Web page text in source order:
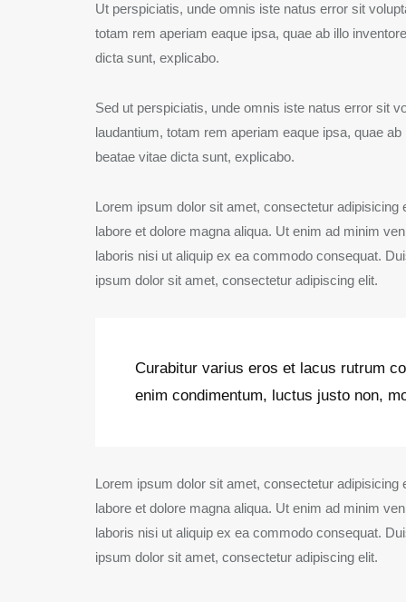
Ut perspiciatis, unde omnis iste natus error sit
totam rem aperiam eaque ipsa, quae ab illo
dicta sunt, explicabo.
Sed ut perspiciatis, unde omnis iste natus error sit
laudantium, totam rem aperiam eaque ipsa, quae
beatae vitae dicta sunt, explicabo.
Lorem ipsum dolor sit amet, consectetur adipisicing
labore et dolore magna aliqua. Ut enim ad minim
laboris nisi ut aliquip ex ea commodo consequat.
ipsum dolor sit amet, consectetur adipiscing elit.
Curabitur varius eros et lacus rutrum
enim condimentum, luctus justo non,
Lorem ipsum dolor sit amet, consectetur adipisicing
labore et dolore magna aliqua. Ut enim ad minim
laboris nisi ut aliquip ex ea commodo consequat.
ipsum dolor sit amet, consectetur adipiscing elit.